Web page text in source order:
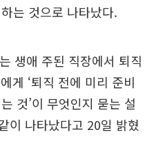
는 것으로 나타났다.
생애 주된 직장에서 퇴직
게 ‘퇴직 전에 미리 준비
것’이 무엇인지 묻는 설
이 나타났다고 20일 밝혔